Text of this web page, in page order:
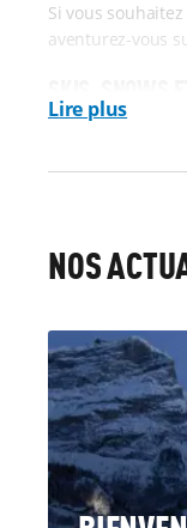
Si vous
aventurez-vous
La gamme
vous êtes plutôt
PROFITEZ
Plusieurs
trouve juste à
Une fois que
conquête des
Lire plus
NOS